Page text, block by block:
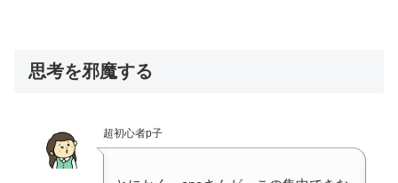
思考を邪魔する
超初心者p子